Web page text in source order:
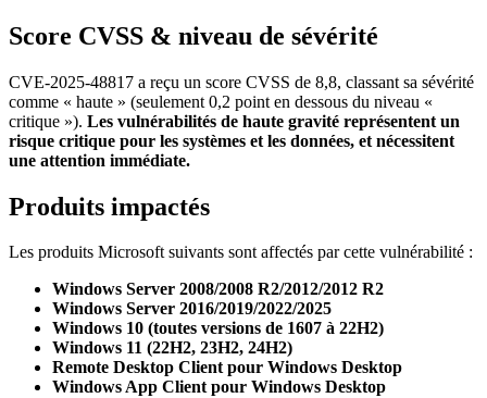
Score CVSS & niveau de sévérité
CVE-2025-48817 a reçu un score CVSS de 8,8, classant sa sévérité
comme « haute » (seulement 0,2 point en dessous du niveau «
critique »). Les vulnérabilités de haute gravité représentent un
risque critique pour les systèmes et les données, et nécessitent
une attention immédiate.
Produits impactés
Les produits Microsoft suivants sont affectés par cette vulnérabilité :
Windows Server 2008/2008 R2/2012/2012 R2
Windows Server 2016/2019/2022/2025
Windows 10 (toutes versions de 1607 à 22H2)
Windows 11 (22H2, 23H2, 24H2)
Remote Desktop Client pour Windows Desktop
Windows App Client pour Windows Desktop